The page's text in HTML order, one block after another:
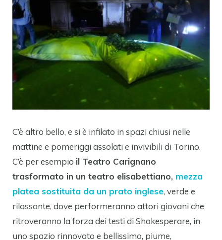
C’è altro bello, e si è infilato in spazi chiusi nelle
mattine e pomeriggi assolati e invivibili di Torino.
C’è per esempio il Teatro Carignano
trasformato in un teatro elisabettiano, mezza
platea sostituita da un prato inglese, verde e
rilassante, dove performeranno attori giovani che
ritroveranno la forza dei testi di Shakesperare, in
uno spazio rinnovato e bellissimo, piume,